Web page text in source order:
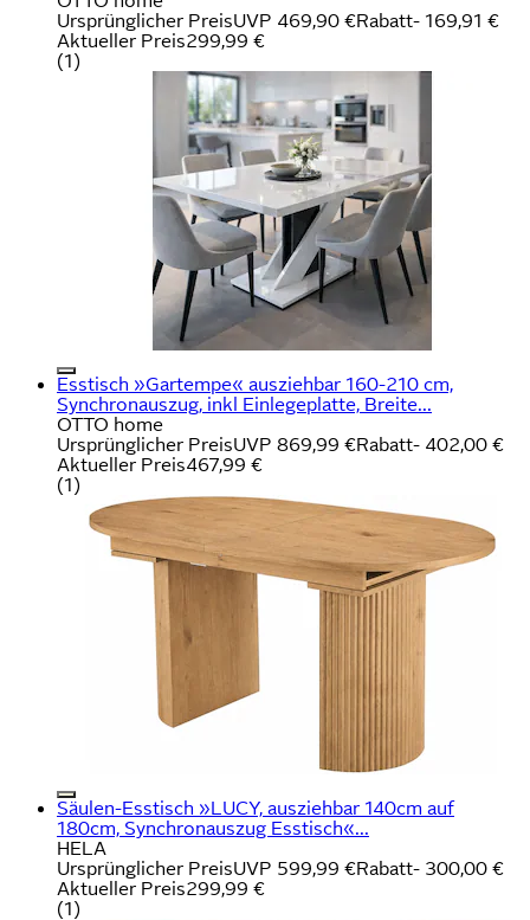
Ursprünglicher PreisUVP 469,90 €Rabatt- 169,91 €
Aktueller Preis299,99 €
(1)
Esstisch »Gartempe« ausziehbar 160-210 cm,
Synchronauszug, inkl Einlegeplatte, Breite...
OTTO home
Ursprünglicher PreisUVP 869,99 €Rabatt- 402,00 €
Aktueller Preis467,99 €
(1)
Säulen-Esstisch »LUCY, ausziehbar 140cm auf
180cm, Synchronauszug Esstisch«...
HELA
Ursprünglicher PreisUVP 599,99 €Rabatt- 300,00 €
Aktueller Preis299,99 €
(1)